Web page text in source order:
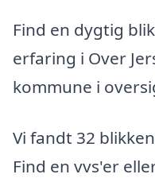
Find en dygtig
erfaring i Over
kommune i
Vi fandt 32
Find en vvs'er